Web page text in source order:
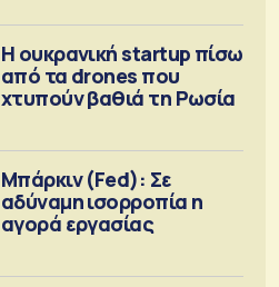
Η ουκρανική startup πίσω
από τα drones που
χτυπούν βαθιά τη Ρωσία
Μπάρκιν (Fed): Σε
αδύναμη ισορροπία η
αγορά εργασίας